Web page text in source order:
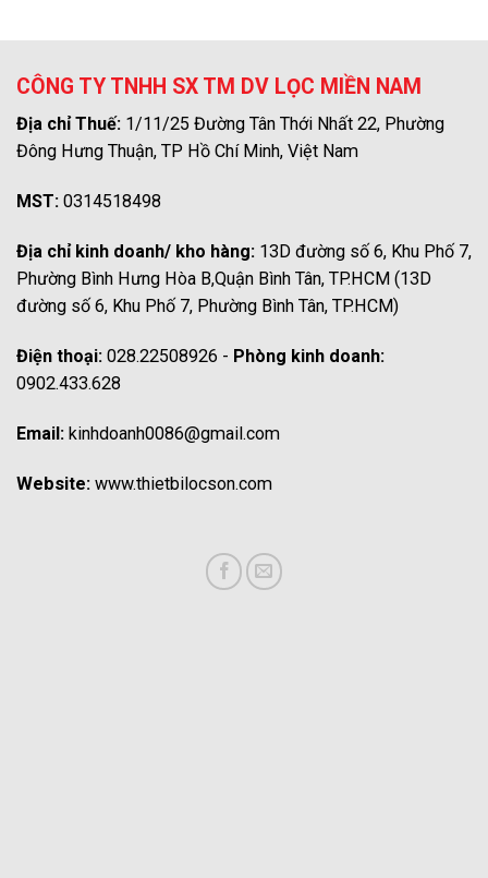
CÔNG TY TNHH SX TM DV LỌC MIỀN NAM
Địa chỉ Thuế: 1/11/25 Đường Tân Thới Nhất 22, Phường
Đông Hưng Thuận, TP Hồ Chí Minh, Việt Nam
MST: 0314518498
Địa chỉ kinh doanh/ kho hàng: 13D đường số 6, Khu Phố 7,
Phường Bình Hưng Hòa B,Quận Bình Tân, TP.HCM (13D
đường số 6, Khu Phố 7, Phường Bình Tân, TP.HCM)
Điện thoại: 028.22508926 - Phòng kinh doanh:
0902.433.628
Email: kinhdoanh0086@gmail.com
Website: www.thietbilocson.com